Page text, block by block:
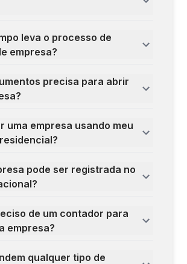
leva o processo de
empresa?
precisa para abrir
uma empresa usando meu
pode ser registrada no
de um contador para
empresa?
qualquer tipo de